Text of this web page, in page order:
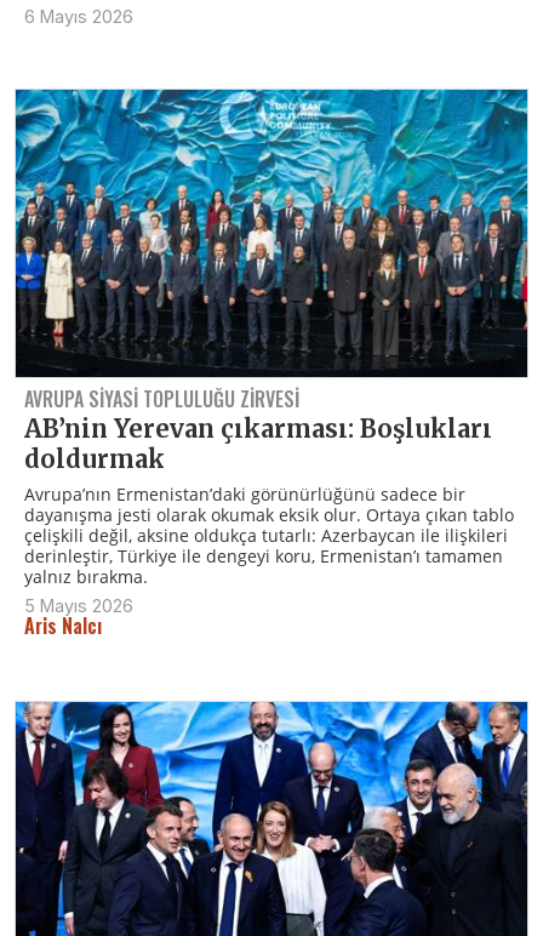
6 Mayıs 2026
AVRUPA SIYASI TOPLULUĞU ZIRVESI
AB’nin Yerevan çıkarması: Boşlukları
doldurmak
Avrupa’nın Ermenistan’daki görünürlüğünü sadece bir
dayanışma jesti olarak okumak eksik olur. Ortaya çıkan tablo
çelişkili değil, aksine oldukça tutarlı: Azerbaycan ile ilişkileri
derinleştir, Türkiye ile dengeyi koru, Ermenistan’ı tamamen
yalnız bırakma.
5 Mayıs 2026
Aris Nalcı